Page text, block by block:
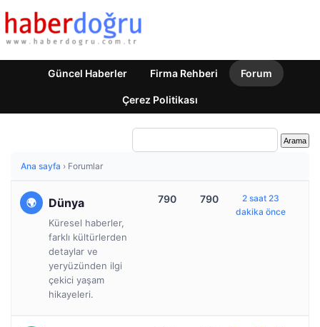
Güncel Haberler Firma Rehberi Forum
Çerez Politikası
Ana sayfa › Forumlar
Dünya
Küresel haberler,
farklı kültürlerden
detaylar ve
yeryüzünden ilgi
çekici yaşam
hikayeleri.
790 790
2 saat 23
dakika önce